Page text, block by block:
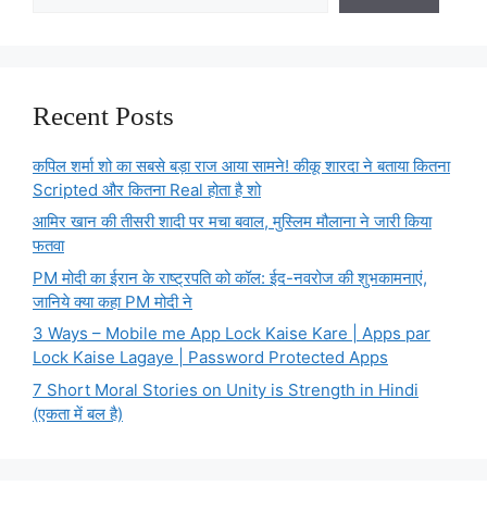
Recent Posts
कपिल शर्मा शो का सबसे बड़ा राज आया सामने! कीकू शारदा ने बताया कितना
Scripted और कितना Real होता है शो
आमिर खान की तीसरी शादी पर मचा बवाल, मुस्लिम मौलाना ने जारी किया
फतवा
PM मोदी का ईरान के राष्ट्रपति को कॉल: ईद-नवरोज की शुभकामनाएं,
जानिये क्या कहा PM मोदी ने
3 Ways – Mobile me App Lock Kaise Kare | Apps par
Lock Kaise Lagaye | Password Protected Apps
7 Short Moral Stories on Unity is Strength in Hindi
(एकता में बल है)